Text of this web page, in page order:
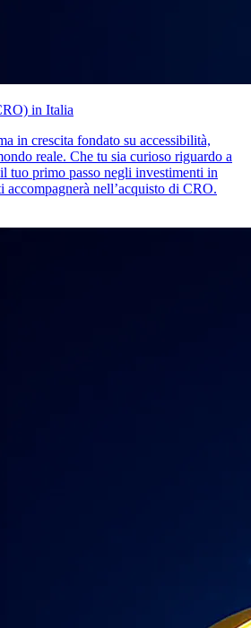
in Italia
in crescita fondato su accessibilità,
reale. Che tu sia curioso riguardo a
tuo primo passo negli investimenti in
accompagnerà nell’acquisto di CRO.